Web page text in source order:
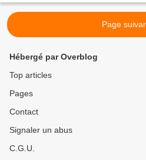
Page
Hébergé par Overblog
Top articles
Pages
Contact
Signaler un abus
C.G.U.